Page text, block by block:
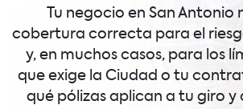
Tu negocio en San Antonio
cobertura correcta para el
y, en muchos casos, para los
que exige la Ciudad o tu
qué pólizas aplican a tu giro y